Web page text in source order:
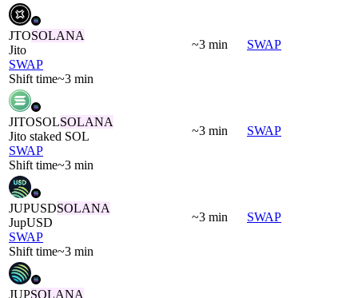
JTOSOLANA
Jito
SWAP
Shift time~3 min
~3 min SWAP
JITOSOLSOLANA
Jito staked SOL
SWAP
Shift time~3 min
~3 min SWAP
JUPUSDSOLANA
JupUSD
SWAP
Shift time~3 min
~3 min SWAP
JUPSOLANA